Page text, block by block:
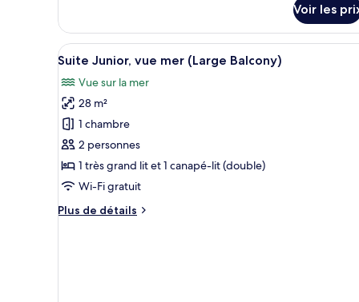
vue
mer
le
type
de
Chambre
Double
Standard,
balcon,
vue
mer
Voir les
Afficher
toutes
les
photos
pour
ce
type
de
chambre :
Suite
Une chambre d’hôtel équipée
5
Suite Junior, vue mer (Large Balcony)
Vue sur la mer
28 m²
1 chambre
2 personnes
1 très grand lit et 1 canapé-lit (double)
Wi-Fi gratuit
Plus de détails
Plus